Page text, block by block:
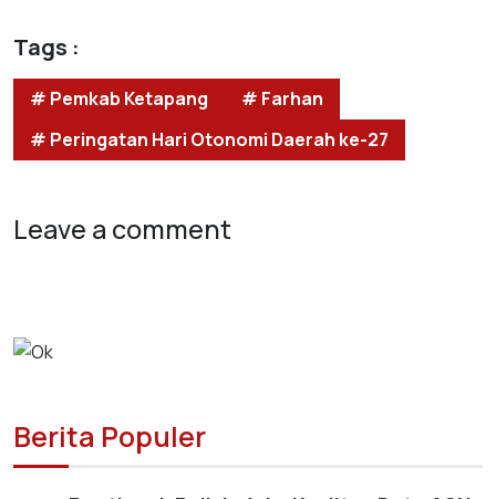
Tags :
# Pemkab Ketapang
# Farhan
# Peringatan Hari Otonomi Daerah ke-27
Leave a comment
Berita Populer